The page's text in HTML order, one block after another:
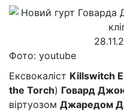
Фото: youtube
Ексвокаліст Killswitch
the Torch) Говард
віртуозом Джаредом